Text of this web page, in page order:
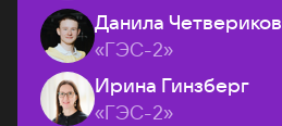
Данила Четвериков
«ГЭС-2»
Ирина Гинзберг
«ГЭС-2»